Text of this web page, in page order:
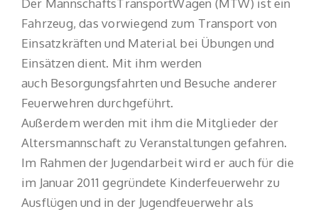
Der MannschaftsTransportWagen (MTW) ist ein
Fahrzeug, das vorwiegend zum Transport von
Einsatzkräften und Material bei Übungen und
Einsätzen dient. Mit ihm werden
auch Besorgungsfahrten und Besuche anderer
Feuerwehren durchgeführt.
Außerdem werden mit ihm die Mitglieder der
Altersmannschaft zu Veranstaltungen gefahren.
Im Rahmen der Jugendarbeit wird er auch für die
im Januar 2011 gegründete Kinderfeuerwehr zu
Ausflügen und in der Jugendfeuerwehr als